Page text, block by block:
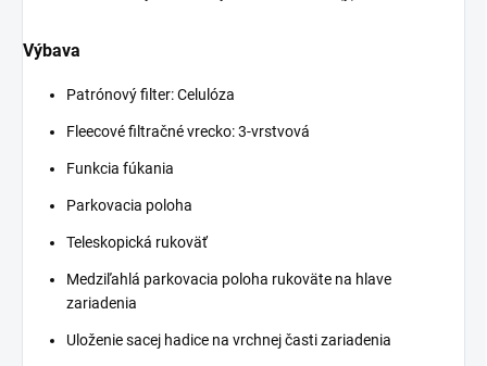
Výbava
Patrónový filter: Celulóza
Fleecové filtračné vrecko: 3-vrstvová
Funkcia fúkania
Parkovacia poloha
Teleskopická rukoväť
Medziľahlá parkovacia poloha rukoväte na hlave
zariadenia
Uloženie sacej hadice na vrchnej časti zariadenia